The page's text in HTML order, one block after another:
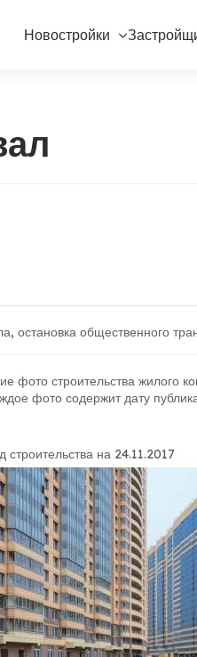
Новостройки
остановка общественного
строительства жилого
фото содержит дату
строительства на 24.11.2017